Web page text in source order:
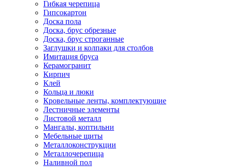
Гибкая черепица
Гипсокартон
Доска пола
Доска, брус обрезные
Доска, брус строганные
Заглушки и колпаки для столбов
Имитация бруса
Керамогранит
Кирпич
Клей
Кольца и люки
Кровельные ленты, комплектующие
Лестничные элементы
Листовой металл
Мангалы, коптильни
Мебельные щиты
Металлоконструкции
Металлочерепица
Наливной пол